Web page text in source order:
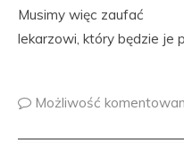
Musimy więc zaufać
lekarzowi, który będzie je
Możliwość